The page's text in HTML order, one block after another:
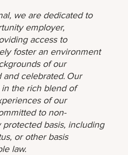
we are dedicated to
employer,
access to
foster an environment
of our
and celebrated. Our
the rich blend of
of our
to non-
basis, including
or other basis
law.